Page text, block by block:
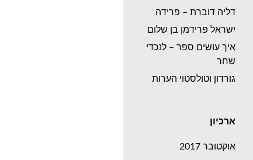
דליה דוברת – פרידה
ישראל פרידמן בן שלום
איך עושים ספר – לנכדי
שחר
גורדון וטולסטוי הערות
ארכיון
אוקטובר 2017